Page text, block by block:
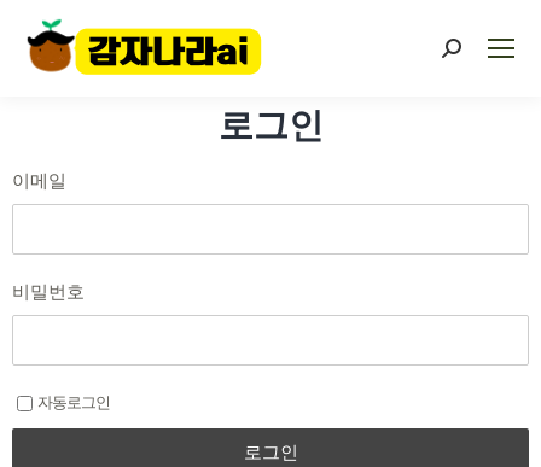
로그인
이메일
비밀번호
자동로그인
로그인